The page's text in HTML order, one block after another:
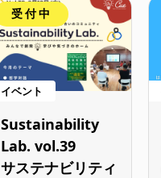
受付中
イベント
Sustainability
Lab. vol.39
サステナビリティ